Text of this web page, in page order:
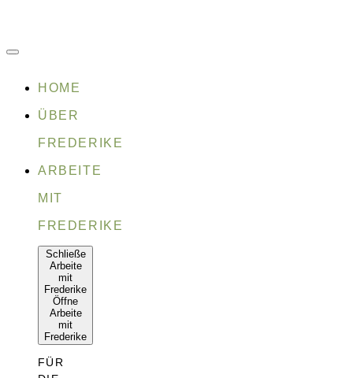
Inhalt
HOME
ÜBER
FREDERIKE
ARBEITE
MIT
FREDERIKE
Schließe
Arbeite
mit
Frederike
Öffne
Arbeite
mit
Frederike
FÜR